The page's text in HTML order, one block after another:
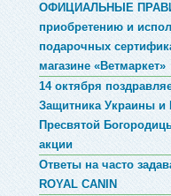
ОФИЦИАЛЬНЫЕ
приобретению и
подарочных
магазине «Ветмаркет»
14 октября
Защитника Украины и
Пресвятой
акции
Ответы на часто
ROYAL CANIN